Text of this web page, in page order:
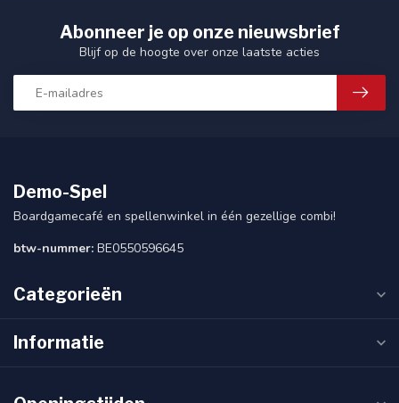
Abonneer je op onze nieuwsbrief
Blijf op de hoogte over onze laatste acties
Demo-Spel
Boardgamecafé en spellenwinkel in één gezellige combi!
btw-nummer: BE0550596645
Categorieën
Informatie